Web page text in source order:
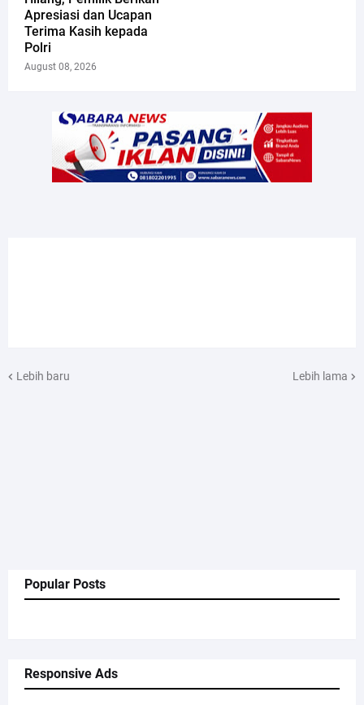
Popular Posts
Responsive Ads
Apresiasi dan Ucapan
Terima Kasih kepada
Polri
August 08, 2026
Lebih baru Lebih lama